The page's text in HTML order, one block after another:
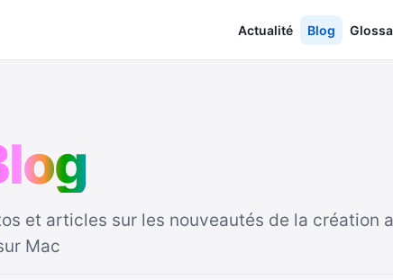
Actualité Blog
log
et articles sur les nouveautés de la création
Mac